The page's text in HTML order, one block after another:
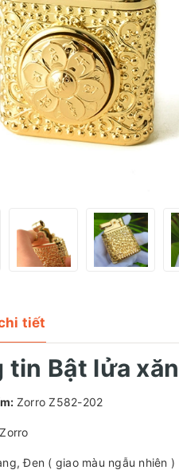
tiết
tin Bật lửa
Zorro Z582-202
Zorro
Đen ( giao màu ngẫu nhiên )